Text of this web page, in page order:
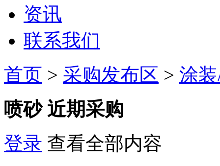
资讯
联系我们
首页 > 采购发布区 > 涂
喷砂 近期采购
登录 查看全部内容